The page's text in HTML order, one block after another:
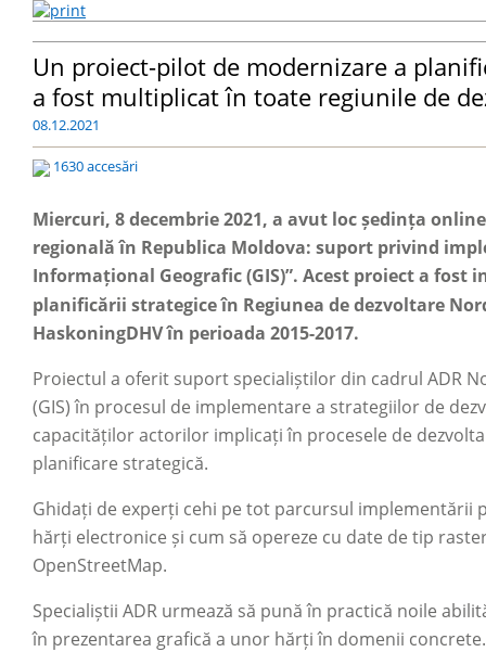
Un proiect-pilot de modernizare a
a fost multiplicat în toate regiunile de
08.12.2021
1630 accesări
Miercuri, 8 decembrie 2021, a avut loc ședința
regională în Republica Moldova: suport privind
Informațional Geografic (GIS)”. Acest proiect a
planificării strategice în Regiunea de dezvoltare
HaskoningDHV în perioada 2015-2017.
Proiectul a oferit suport specialiștilor din cadrul ADR
(GIS) în procesul de implementare a strategiilor de
capacităților actorilor implicați în procesele de
planificare strategică.
Ghidați de experți cehi pe tot parcursul implementării
hărți electronice și cum să opereze cu date de tip
OpenStreetMap.
Specialiștii ADR urmează să pună în practică noile
în prezentarea grafică a unor hărți în domenii